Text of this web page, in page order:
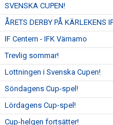
SVENSKA CUPEN!
ÅRETS DERBY PÅ KÄRLEKENS
IF Centern - IFK Värnamo
Trevlig sommar!
Lottningen i Svenska Cupen!
Söndagens Cup-spel!
Lördagens Cup-spel!
Cup-helgen fortsätter!